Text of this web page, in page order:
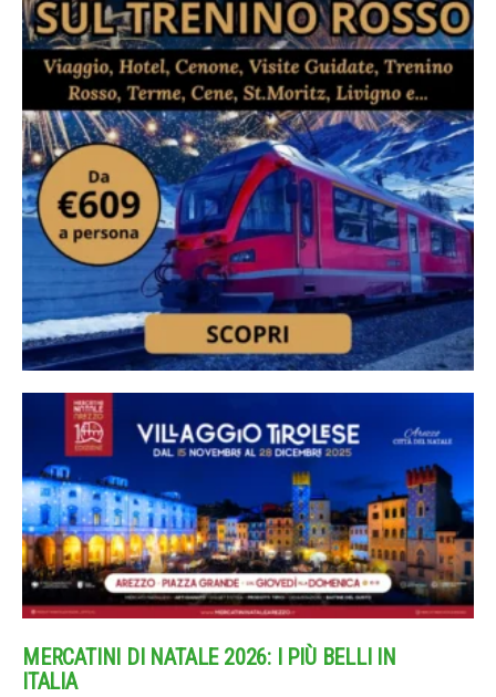
MERCATINI DI NATALE 2026: I PIÙ BELLI IN
ITALIA